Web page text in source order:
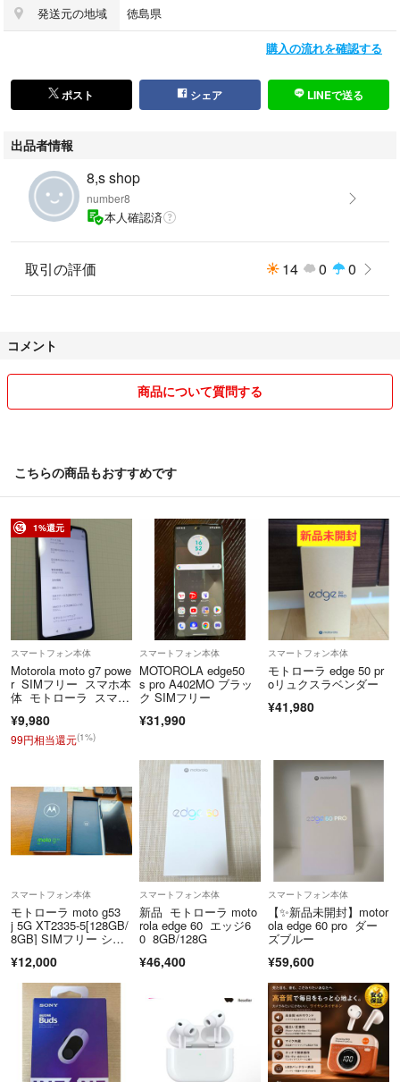
発送元の地域 徳島県
購入の流れを確認する
ポスト シェア LINEで送る
出品者情報
8,s shop
number8
本人確認済
取引の評価 14 0 0
コメント
商品について質問する
こちらの商品もおすすめです
1%還元
スマートフォン本体
Motorola moto g7 powe
r SIMフリー スマホ本
体 モトローラ スマー
¥9,980
99円相当還元(1%)
スマートフォン本体
MOTOROLA edge50
s pro A402MO ブラッ
ク SIMフリー
¥31,990
スマートフォン本体
モトローラ edge 50 pr
oリュクスラベンダー
¥41,980
スマートフォン本体
モトローラ moto g53
j 5G XT2335-5[128GB/
8GB] SIMフリー シル
¥12,000
スマートフォン本体
新品 モトローラ moto
rola edge 60 エッジ6
0 8GB/128G
¥46,400
スマートフォン本体
【✨新品未開封】motor
ola edge 60 pro ダー
ズブルー
¥59,600